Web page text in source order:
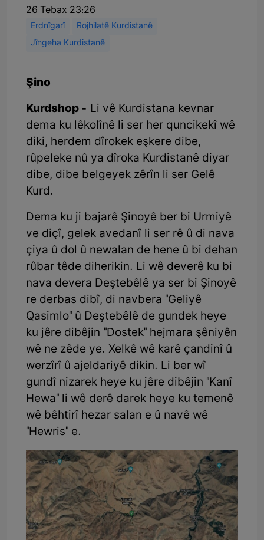
26 Tebax 23:26
Erdnîgarî
Rojhilatê Kurdistanê
Jîngeha Kurdistanê
Şino
Kurdshop - Li vê Kurdistana kevnar
dema ku lêkolînê li ser her quncikekî wê
diki, herdem dîrokek eşkere dibe,
rûpeleke nû ya dîroka Kurdistanê diyar
dibe, dibe belgeyek zêrîn li ser Gelê
Kurd.
Dema ku ji bajarê Şinoyê ber bi Urmiyê
ve diçî, gelek avedanî li ser rê û di nava
çiya û dol û newalan de hene û bi dehan
rûbar têde diherikin. Li wê deverê ku bi
nava devera Deştebêlê ya ser bi Şinoyê
re derbas dibî, di navbera "Geliyê
Qasimlo" û Deştebêlê de gundek heye
ku jêre dibêjin "Dostek" hejmara şêniyên
wê ne zêde ye. Xelkê wê karê çandinî û
werzîrî û ajeldariyê dikin. Li ber wî
gundî nizarek heye ku jêre dibêjin "Kanî
Hewa" li wê derê darek heye ku temenê
wê bêhtirî hezar salan e û navê wê
"Hewris" e.